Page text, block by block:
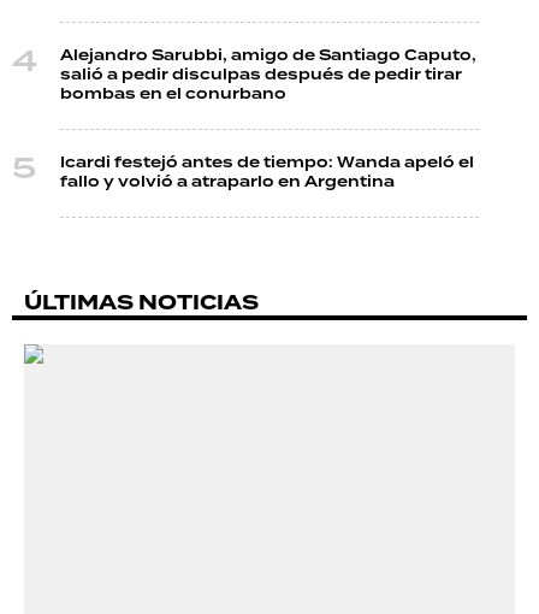
Alejandro Sarubbi, amigo de Santiago Caputo,
salió a pedir disculpas después de pedir tirar
bombas en el conurbano
Icardi festejó antes de tiempo: Wanda apeló el
fallo y volvió a atraparlo en Argentina
ÚLTIMAS NOTICIAS